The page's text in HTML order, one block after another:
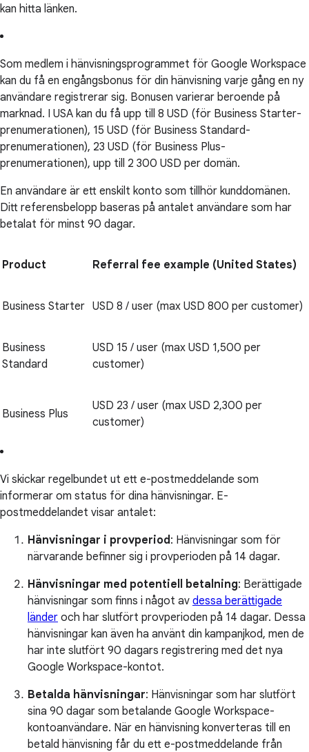
kan hitta länken.
Som medlem i hänvisningsprogrammet för Google Workspace
kan du få en engångsbonus för din hänvisning varje gång en ny
användare registrerar sig. Bonusen varierar beroende på
marknad. I USA kan du få upp till 8 USD (för Business Starter-
prenumerationen), 15 USD (för Business Standard-
prenumerationen), 23 USD (för Business Plus-
prenumerationen), upp till 2 300 USD per domän.
En användare är ett enskilt konto som tillhör kunddomänen.
Ditt referensbelopp baseras på antalet användare som har
betalat för minst 90 dagar.
Product Referral fee example (United States)
Business Starter USD 8 / user (max USD 800 per customer)
Business
Standard
USD 15 / user (max USD 1,500 per
customer)
Business Plus
USD 23 / user (max USD 2,300 per
customer)
Vi skickar regelbundet ut ett e-postmeddelande som
informerar om status för dina hänvisningar. E-
postmeddelandet visar antalet:
Hänvisningar i provperiod : Hänvisningar som för
närvarande befinner sig i provperioden på 14 dagar.
Hänvisningar med potentiell betalning: Berättigade
hänvisningar som finns i något av dessa berättigade
länder och har slutfört provperioden på 14 dagar. Dessa
hänvisningar kan även ha använt din kampanjkod, men de
har inte slutfört 90 dagars registrering med det nya
Google Workspace-kontot.
Betalda hänvisningar: Hänvisningar som har slutfört
sina 90 dagar som betalande Google Workspace-
kontoanvändare. När en hänvisning konverteras till en
betald hänvisning får du ett e-postmeddelande från